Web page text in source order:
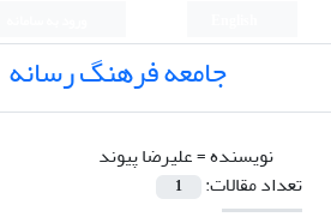
جامعه فرهنگ رسانه
نویسنده =علیرضا پیوند
تعداد مقالات:
1